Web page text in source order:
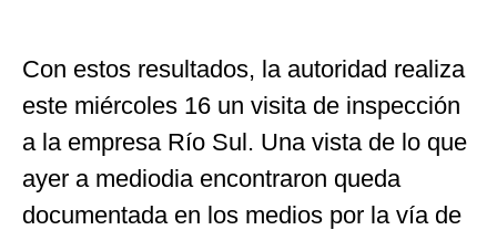
Con estos resultados, la autoridad realiza
este miércoles 16 un visita de inspección
a la empresa Río Sul. Una vista de lo que
ayer a mediodia encontraron queda
documentada en los medios por la vía de